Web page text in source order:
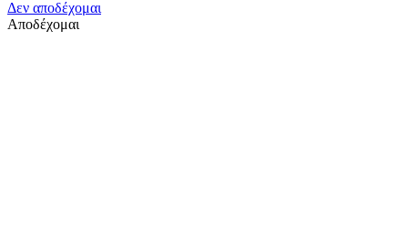
Δεν αποδέχομαι
Αποδέχομαι